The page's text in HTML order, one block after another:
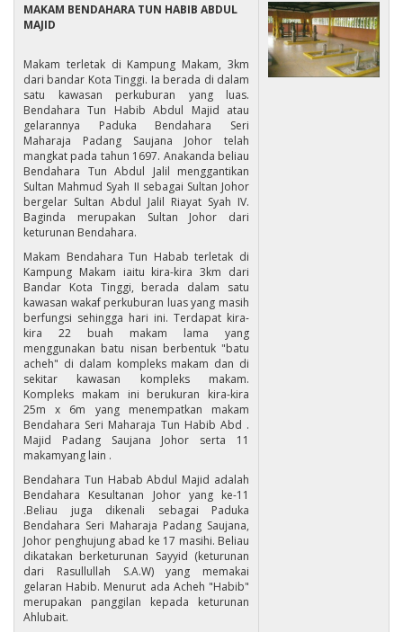
MAKAM BENDAHARA TUN HABIB ABDUL
MAJID
Makam terletak di Kampung Makam, 3km
dari bandar Kota Tinggi. Ia berada di dalam
satu kawasan perkuburan yang luas.
Bendahara Tun Habib Abdul Majid atau
gelarannya Paduka Bendahara Seri
Maharaja Padang Saujana Johor telah
mangkat pada tahun 1697. Anakanda beliau
Bendahara Tun Abdul Jalil menggantikan
Sultan Mahmud Syah II sebagai Sultan Johor
bergelar Sultan Abdul Jalil Riayat Syah IV.
Baginda merupakan Sultan Johor dari
keturunan Bendahara.
Makam Bendahara Tun Habab terletak di
Kampung Makam iaitu kira-kira 3km dari
Bandar Kota Tinggi, berada dalam satu
kawasan wakaf perkuburan luas yang masih
berfungsi sehingga hari ini. Terdapat kira-
kira 22 buah makam lama yang
menggunakan batu nisan berbentuk "batu
acheh" di dalam kompleks makam dan di
sekitar kawasan kompleks makam.
Kompleks makam ini berukuran kira-kira
25m x 6m yang menempatkan makam
Bendahara Seri Maharaja Tun Habib Abd .
Majid Padang Saujana Johor serta 11
makamyang lain .
Bendahara Tun Habab Abdul Majid adalah
Bendahara Kesultanan Johor yang ke-11
.Beliau juga dikenali sebagai Paduka
Bendahara Seri Maharaja Padang Saujana,
Johor penghujung abad ke 17 masihi. Beliau
dikatakan berketurunan Sayyid (keturunan
dari Rasullullah S.A.W) yang memakai
gelaran Habib. Menurut ada Acheh "Habib"
merupakan panggilan kepada keturunan
Ahlubait.